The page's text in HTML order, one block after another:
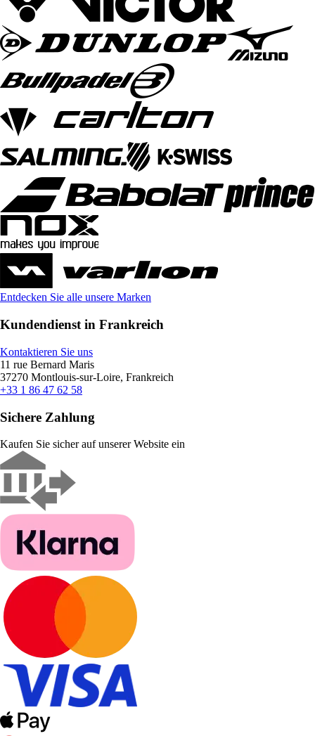
Entdecken Sie alle unsere Marken
Kundendienst in Frankreich
Kontaktieren Sie uns
11 rue Bernard Maris
37270 Montlouis-sur-Loire, Frankreich
+33 1 86 47 62 58
Sichere Zahlung
Kaufen Sie sicher auf unserer Website ein